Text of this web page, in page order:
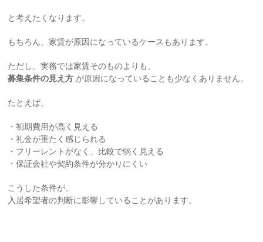
と考えたくなります。
もちろん、家賃が原因になっているケースもあります。
ただし、実務では家賃そのものよりも、
募集条件の見え方 が原因になっていることも少なくありません。
たとえば、
・初期費用が高く見える
・礼金が重たく感じられる
・フリーレントがなく、比較で弱く見える
・保証会社や契約条件が分かりにくい
こうした条件が、
入居希望者の判断に影響していることがあります。